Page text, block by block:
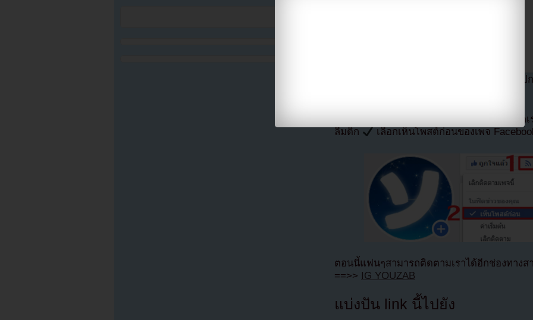
หากนำออกไป
หากไม่ต้องการพลาดข่าวสารอย่างรวดเร็วจ
ลืมติ๊ก
เลือกเห็นโพสต์ก่อนของเพจ
ตอนนี้แฟนๆสามารถติดตามเราได้อีกช่องทา
==>> IG YOUZAB
แบ่งปัน link นี้ไปยัง